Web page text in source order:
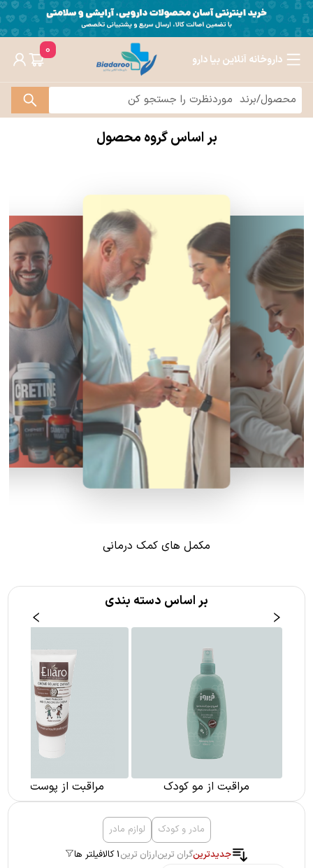
داروخانه آنلاین بیا دارو
0
بر اساس گروه محصول
مکمل های کمک درمانی
بر اساس دسته بندی
مراقبت از مو کودک مراقبت از پوست کودک
مادر و کودک
لوازم مادر
جدیدترینگران ترینارزان ترین1 کالا فیلتر ها